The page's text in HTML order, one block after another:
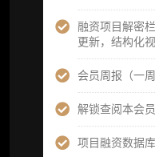
融资项目解密
更新，结构化
会员周报（一
解锁查阅本会
项目融资数据库
续研究计划）
可根据请求领
分析师 1 对 1
分析师专属答